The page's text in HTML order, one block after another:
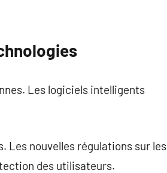
Les logiciels intelligents
Les nouvelles régulations sur les
des utilisateurs.